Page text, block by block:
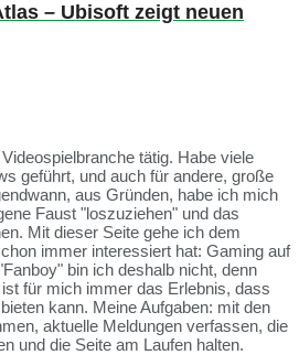
– Ubisoft zeigt neuen
tätig. Habe viele
geführt, und auch für andere, große
aus Gründen, habe ich mich
Faust "loszuziehen" und das
Mit dieser Seite gehe ich dem
immer interessiert hat: Gaming auf
bin ich deshalb nicht, denn
für mich immer das Erlebnis, dass
kann. Meine Aufgaben: mit den
aktuelle Meldungen verfassen, die
und die Seite am Laufen halten.